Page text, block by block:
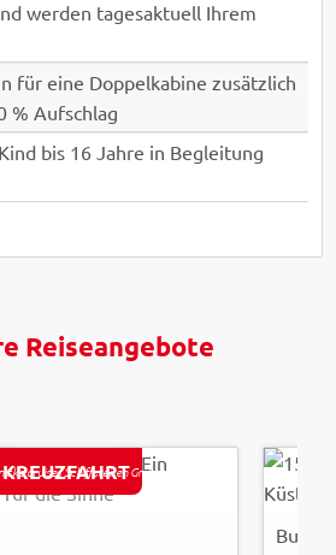
werden tagesaktuell Ihrem
für eine Doppelkabine zusätzlich
% Aufschlag
bis 16 Jahre in Begleitung
Reiseangebote
cruises Schiffsreisen GmbH
KREUZFAHRT